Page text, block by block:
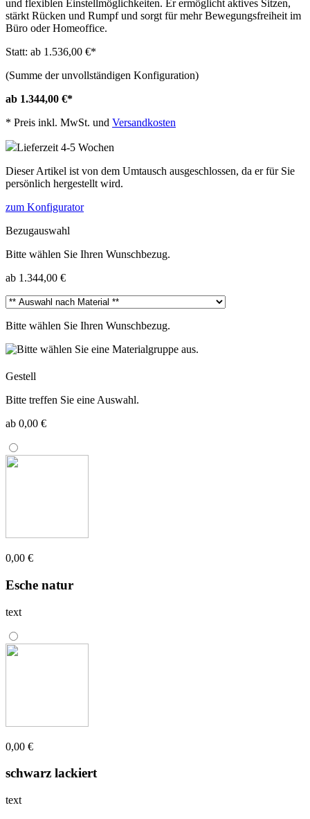
und flexiblen Einstellmöglichkeiten. Er ermöglicht aktives Sitzen,
stärkt Rücken und Rumpf und sorgt für mehr Bewegungsfreiheit im
Büro oder Homeoffice.
Statt: ab 1.536,00 €*
(Summe der unvollständigen Konfiguration)
ab 1.344,00 €*
* Preis inkl. MwSt. und Versandkosten
Lieferzeit 4-5 Wochen
Dieser Artikel ist von dem Umtausch ausgeschlossen, da er für Sie
persönlich hergestellt wird.
zum Konfigurator
Bezugauswahl
Bitte wählen Sie Ihren Wunschbezug.
ab 1.344,00 €
Bitte wählen Sie Ihren Wunschbezug.
Gestell
Bitte treffen Sie eine Auswahl.
ab 0,00 €
0,00 €
Esche natur
text
0,00 €
schwarz lackiert
text